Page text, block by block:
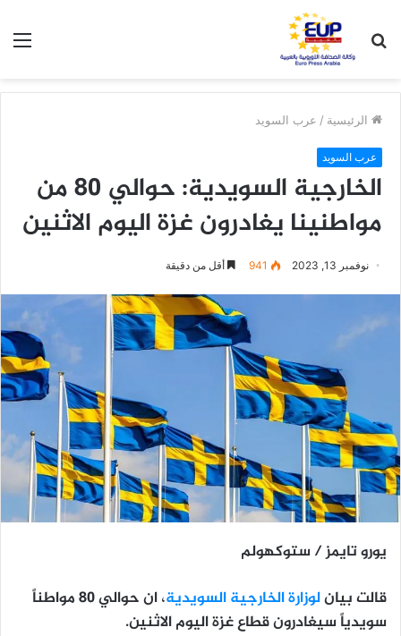
عن
الرئيسية / عرب السويد
عرب السويد
الخارجية السويدية: حوالي 80 من
مواطنينا يغادرون غزة اليوم الاثنين
نوفمبر 13, 2023 941 أقل من دقيقة
يورو تايمز / ستوكهولم
قالت بيانلوزارة الخارجية السويدية
، ان حوالي 80 مواطناً
سويدياً سيغادرون قطاع غزة اليوم الاثنين.